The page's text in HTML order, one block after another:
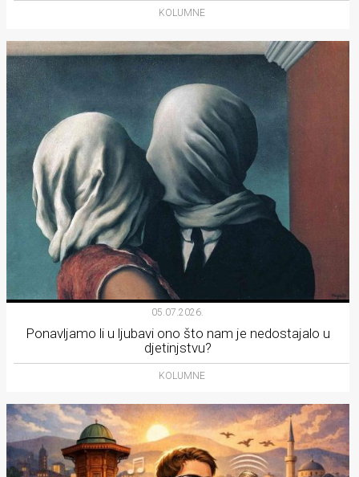
KOLUMNE
05.07.2026.
Ponavljamo li u ljubavi ono što nam je nedostajalo u
djetinjstvu?
KOLUMNE